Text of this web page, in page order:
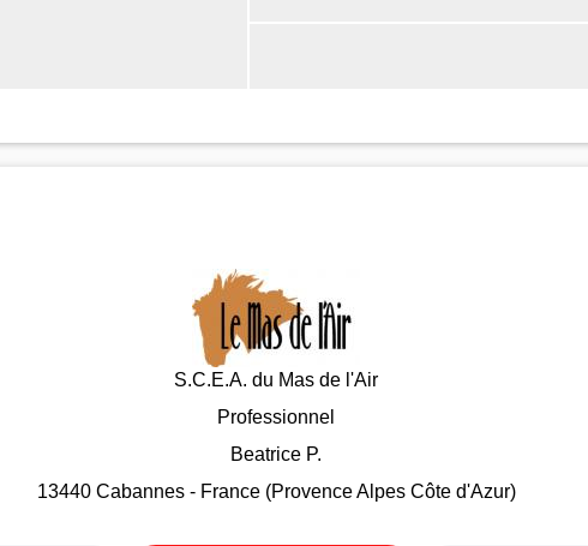
S.C.E.A. du Mas de l'Air
Professionnel
Beatrice P.
13440 Cabannes - France (Provence Alpes Côte d'Azur)